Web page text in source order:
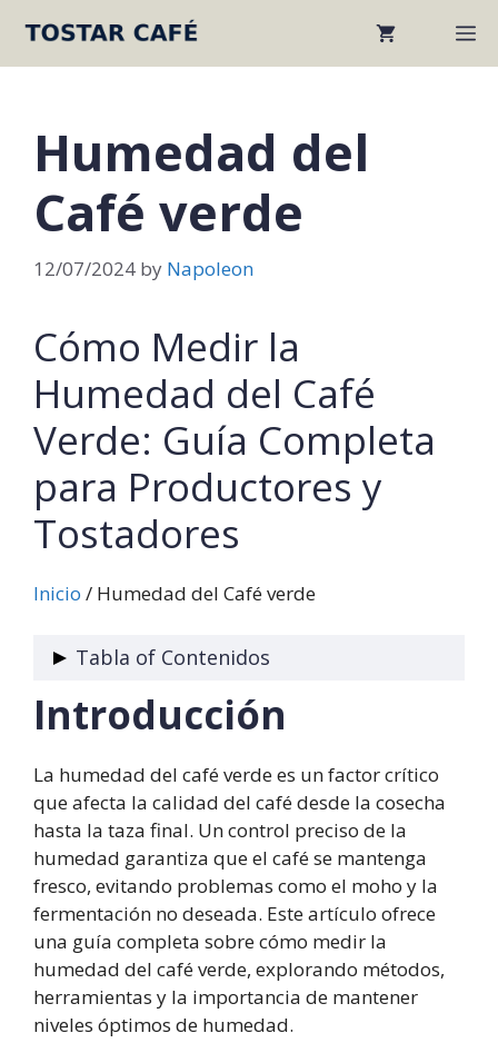
content
Humedad del
Café verde
12/07/2024 by Napoleon
Cómo Medir la
Humedad del Café
Verde: Guía Completa
para Productores y
Tostadores
Inicio / Humedad del Café verde
Tabla of Contenidos
Cómo Medir la Humedad del Café
Verde: Guía Completa para Productores
Introducción
¿Por Qué es Importante Medir la
Humedad del Café Verde?
Métodos para Medir la Humedad del
Café Verde
Método del Horno
Método de la Balanza de
Humedad
Medidores de Humedad
Portátiles
Introducción
La humedad del café verde es un factor crítico
que afecta la calidad del café desde la cosecha
hasta la taza final. Un control preciso de la
humedad garantiza que el café se mantenga
fresco, evitando problemas como el moho y la
fermentación no deseada. Este artículo ofrece
una guía completa sobre cómo medir la
humedad del café verde, explorando métodos,
herramientas y la importancia de mantener
niveles óptimos de humedad.